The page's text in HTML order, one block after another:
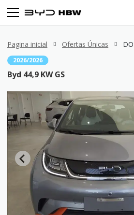
Pagina inicial Ofertas Únicas
2026/2026
Byd 44,9 KW GS